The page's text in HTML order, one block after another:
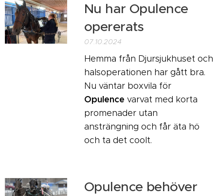
Nu har Opulence
opererats
07.10.2024
Hemma från Djursjukhuset och
halsoperationen har gått bra.
Nu väntar boxvila för
Opulence varvat med korta
promenader utan
ansträngning och får äta hö
och ta det coolt.
Opulence behöver